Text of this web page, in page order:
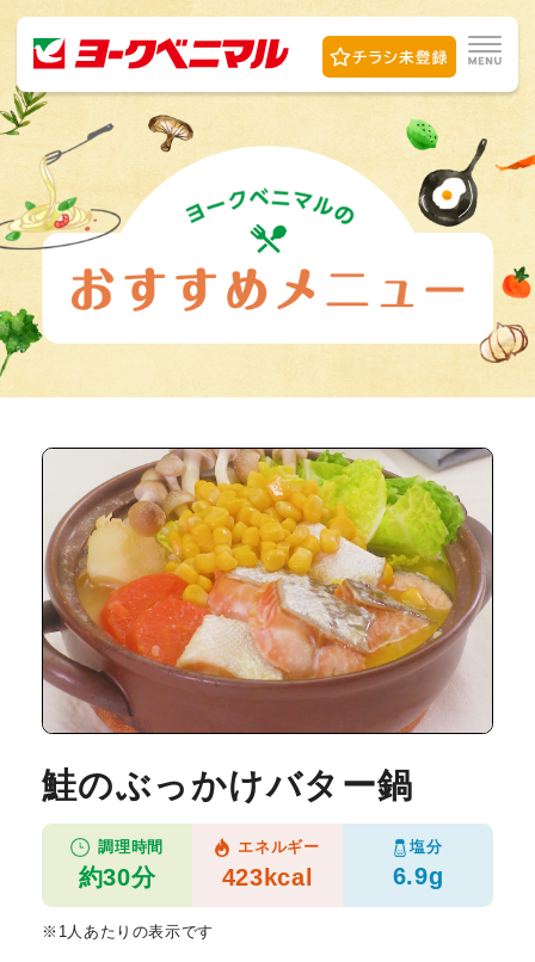
鮭のぶっかけバター鍋
調理時間
約30分
エネルギー
423kcal
塩分
6.9g
※1人あたりの表示です